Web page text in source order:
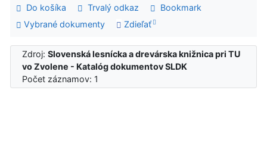
Do košíka Trvalý odkaz
Bookmark
Vybrané dokumenty
Zdieľať
Zdroj:Slovenská lesnícka a drevárska knižnica pri TU
vo Zvolene - Katalóg dokumentov SLDK
Počet záznamov: 1